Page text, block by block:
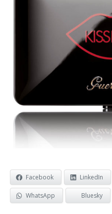
Facebook LinkedIn
WhatsApp Bluesky